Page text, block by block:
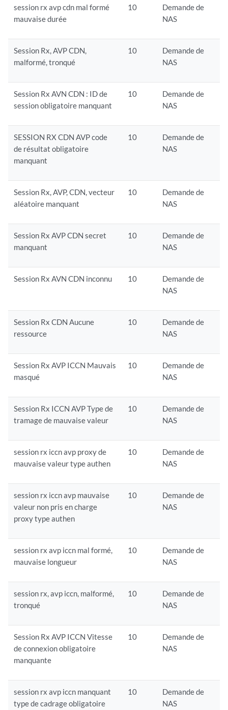
session rx avp cdn mal formé
mauvaise durée
10
Demande de
NAS
Session Rx, AVP CDN,
malformé, tronqué
10
Demande de
NAS
Session Rx AVN CDN : ID de
session obligatoire manquant
10
Demande de
NAS
SESSION RX CDN AVP code
de résultat obligatoire
manquant
10
Demande de
NAS
Session Rx, AVP, CDN, vecteur
aléatoire manquant
10
Demande de
NAS
Session Rx AVP CDN secret
manquant
10
Demande de
NAS
Session Rx AVN CDN inconnu 10
Demande de
NAS
Session Rx CDN Aucune
ressource
10
Demande de
NAS
Session Rx AVP ICCN Mauvais
masqué
10
Demande de
NAS
Session Rx ICCN AVP Type de
tramage de mauvaise valeur
10
Demande de
NAS
session rx iccn avp proxy de
mauvaise valeur type authen
10
Demande de
NAS
session rx iccn avp mauvaise
valeur non pris en charge
proxy type authen
10
Demande de
NAS
session rx avp iccn mal formé,
mauvaise longueur
10
Demande de
NAS
session rx, avp iccn, malformé,
tronqué
10
Demande de
NAS
Session Rx AVP ICCN Vitesse
de connexion obligatoire
manquante
10
Demande de
NAS
session rx avp iccn manquant
type de cadrage obligatoire
10
Demande de
NAS